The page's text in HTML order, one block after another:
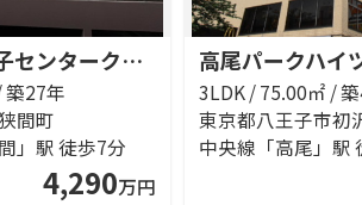
タウンズ八王子センタークレスト
築27年
間町
」駅 徒歩7分
4,290万円
高尾パークハイ
3LDK / 75.00㎡ /
東京都八王子市初
中央線「高尾」駅